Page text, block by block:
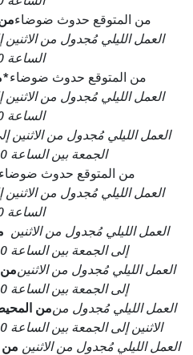
من المتوقع حدوث ضوضاء
العمل الليلي مُجدول من الاثنين
الساعة 8:00 مساءً و7:00 صباحًا
*من المتوقع حدوث ضوضاء
العمل الليلي مُجدول من الاثنين
الساعة 8:00 مساءً و7:00 صباحًا
العمل الليلي مُجدول من الاثنين
الجمعة بين الساعة 8:00 مساءً و 7:00 صباحًا
من المتوقع حدوث ضوضاء
العمل الليلي مُجدول من الاثنين
الساعة 8:00 مساءً و7:00 صباحًا
العمل الليلي مُجدول من الاثنين
إلى الجمعة بين الساعة 8:00 مساءً و 7:00 صباحًا
منالعمل الليلي مُجدول من الاثنين
إلى الجمعة بين الساعة 8:00 مساءً و 7:00 صباحًا
منالعمل الليلي مُجدول من
الاثنين إلى الجمعة بين الساعة 8:00 مساءً و 7:00 صباحًا
من العمل الليلي مُجدول من الاثنين